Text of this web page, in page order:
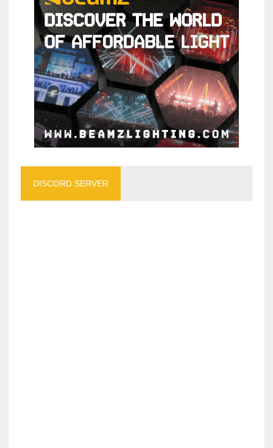
DISCORD SERVER